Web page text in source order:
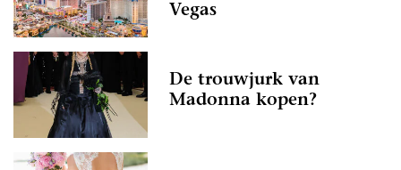
Vegas
De trouwjurk van
Madonna kopen?